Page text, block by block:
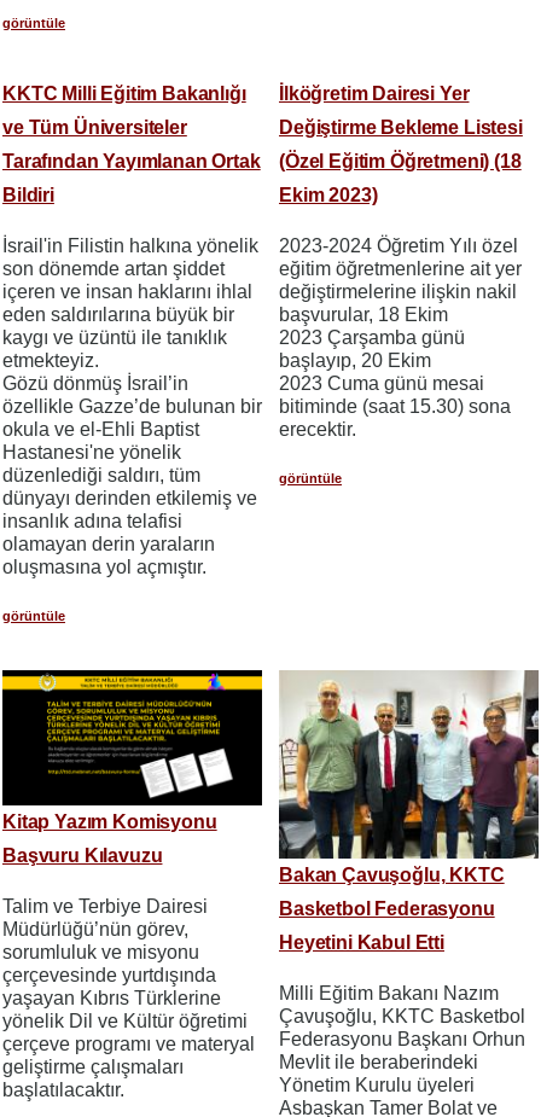
görüntüle
KKTC Milli Eğitim Bakanlığı
ve Tüm Üniversiteler
Tarafından Yayımlanan Ortak
Bildiri
İsrail'in Filistin halkına yönelik
son dönemde artan şiddet
içeren ve insan haklarını ihlal
eden saldırılarına büyük bir
kaygı ve üzüntü ile tanıklık
etmekteyiz.
Gözü dönmüş İsrail’in
özellikle Gazze’de bulunan bir
okula ve el-Ehli Baptist
Hastanesi'ne yönelik
düzenlediği saldırı, tüm
dünyayı derinden etkilemiş ve
insanlık adına telafisi
olamayan derin yaraların
oluşmasına yol açmıştır.
görüntüle
İlköğretim Dairesi Yer
Değiştirme Bekleme Listesi
(Özel Eğitim Öğretmeni) (18
Ekim 2023)
2023-2024 Öğretim Yılı özel
eğitim öğretmenlerine ait yer
değiştirmelerine ilişkin nakil
başvurular, 18 Ekim
2023 Çarşamba günü
başlayıp, 20 Ekim
2023 Cuma günü mesai
bitiminde (saat 15.30) sona
erecektir.
görüntüle
Kitap Yazım Komisyonu
Başvuru Kılavuzu
Talim ve Terbiye Dairesi
Müdürlüğü’nün görev,
sorumluluk ve misyonu
çerçevesinde yurtdışında
yaşayan Kıbrıs Türklerine
yönelik Dil ve Kültür öğretimi
çerçeve programı ve materyal
geliştirme çalışmaları
başlatılacaktır.
Bakan Çavuşoğlu, KKTC
Basketbol Federasyonu
Heyetini Kabul Etti
Milli Eğitim Bakanı Nazım
Çavuşoğlu, KKTC Basketbol
Federasyonu Başkanı Orhun
Mevlit ile beraberindeki
Yönetim Kurulu üyeleri
Asbaşkan Tamer Bolat ve